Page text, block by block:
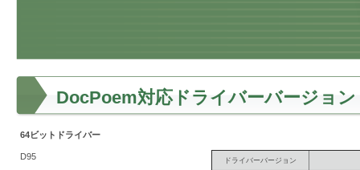
ス
削
DocPoem対応ドライバーバージョン
64ビットドライバー
D95 ドライバーバージョン